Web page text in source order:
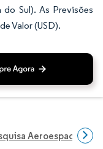
Sul). As Previsões
Valor (USD).
Aeroespacial E